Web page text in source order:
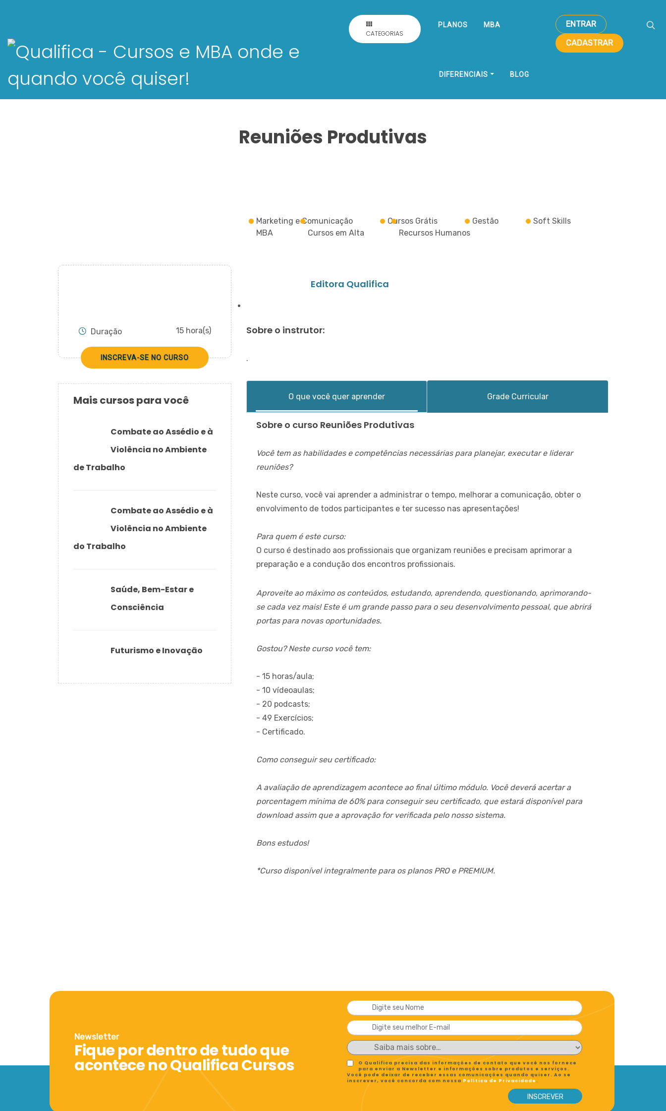
CATEGORIAS
PLANOS MBA
DIFERENCIAIS BLOG
ENTRAR
CADASTRAR
Reuniões Produtivas
Duração 15 hora(s)
INSCREVA-SE NO CURSO
Mais cursos para você
Combate ao Assédio e à
Violência no Ambiente
de Trabalho
Combate ao Assédio e à
Violência no Ambiente
do Trabalho
Saúde, Bem-Estar e
Consciência
Futurismo e Inovação
Marketing e Comunicação Cursos Grátis Gestão
Soft Skills
MBA
Cursos em Alta Recursos Humanos
Editora Qualifica
Sobre o instrutor:
.
O que você quer aprender Grade Curricular
Sobre o curso Reuniões Produtivas
Você tem as habilidades e competências necessárias para planejar, executar e liderar
reuniões?
Neste curso, você vai aprender a administrar o tempo, melhorar a comunicação, obter o
envolvimento de todos participantes e ter sucesso nas apresentações!
Para quem é este curso:
O curso é destinado aos profissionais que organizam reuniões e precisam aprimorar a
preparação e a condução dos encontros profissionais.
Aproveite ao máximo os conteúdos, estudando, aprendendo, questionando, aprimorando-
se cada vez mais! Este é um grande passo para o seu desenvolvimento pessoal, que abrirá
portas para novas oportunidades.
Gostou? Neste curso você tem:
- 15 horas/aula;
- 10 vídeoaulas;
- 20 podcasts;
- 49 Exercícios;
- Certificado.
Como conseguir seu certificado:
A avaliação de aprendizagem acontece ao final último módulo. Você deverá acertar a
porcentagem mínima de 60% para conseguir seu certificado, que estará disponível para
download assim que a aprovação for verificada pelo nosso sistema.
Bons estudos!
*Curso disponível integralmente para os planos PRO e PREMIUM.
Newsletter
Fique por dentro de tudo que
acontece no Qualifica Cursos
O Qualifica precisa das informações de contato que você nos fornece
para enviar a Newsletter e informações sobre produtos e serviços.
Você pode deixar de receber essas comunicações quando quiser. Ao se
inscrever, você concorda com nossa Política de Privacidade .